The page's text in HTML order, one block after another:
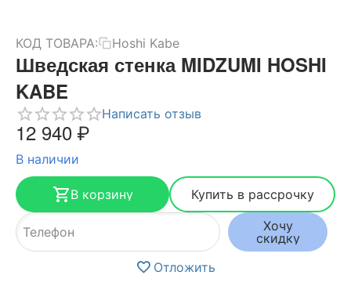
КОД ТОВАРА: Hoshi Kabe
Шведская стенка MIDZUMI HOSHI
KABE
Написать отзыв
12 940₽
В наличии
В корзину
Купить в рассрочку
Хочу
скидку
Отложить